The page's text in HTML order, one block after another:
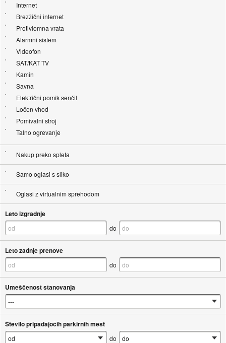
Internet
Brezžični internet
Protivlomna vrata
Alarmni sistem
Videofon
SAT/KAT TV
Kamin
Savna
Električni pomik senčil
Ločen vhod
Pomivalni stroj
Talno ogrevanje
Nakup preko spleta
Samo oglasi s sliko
Oglasi z virtualnim sprehodom
Leto izgradnje
do
Leto zadnje prenove
do
Umeščenost stanovanja
Število pripadajočih parkirnih mest
do